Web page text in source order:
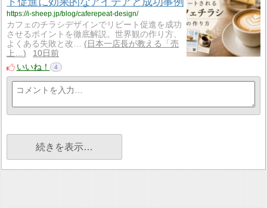
https://i-sheep.jp/blog/caferepeat-design/
カフェのチラシデザインでリピート促進を成功
させるポイントを徹底解説。世界観の作り方、
よくある失敗と改…
日本一店長が教える「売
上…
10日前
いいね！
4
続きを表示…